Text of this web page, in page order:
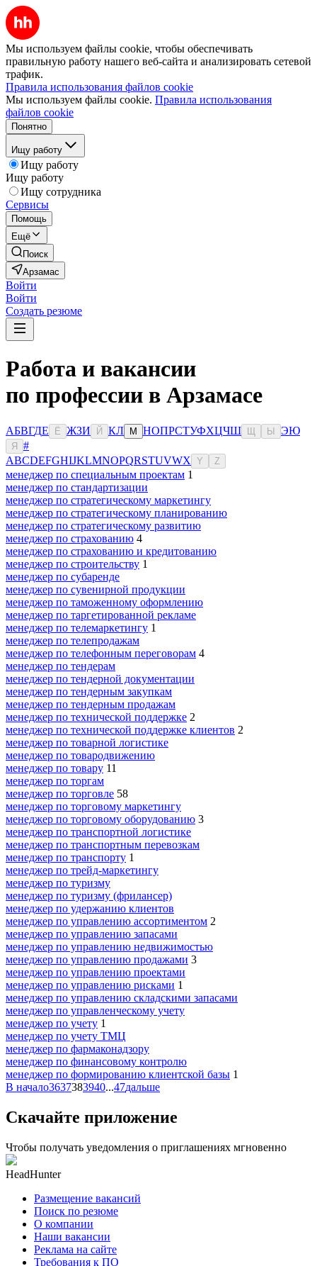
Мы используем файлы cookie, чтобы обеспечивать
правильную работу нашего веб-сайта и анализировать сетевой
трафик.
Правила использования файлов cookie
Мы используем файлы cookie. Правила использования
файлов cookie
Понятно
Ищу работу
Ищу работу
Ищу работу
Ищу сотрудника
Сервисы
Помощь
Ещё
Поиск
Арзамас
Войти
Войти
Создать резюме
Работа и вакансии
по профессии в Арзамасе
АБВГДЕ Ё ЖЗИ Й КЛ М НОПРСТУФХЦЧШ Ы ЭЮ
Я
#
ABCDEFGHIJKLMNOPQRSTUVWX Y Z
менеджер по специальным проектам 1
менеджер по стандартизации
менеджер по стратегическому маркетингу
менеджер по стратегическому планированию
менеджер по стратегическому развитию
менеджер по страхованию 4
менеджер по страхованию и кредитованию
менеджер по строительству 1
менеджер по субаренде
менеджер по сувенирной продукции
менеджер по таможенному оформлению
менеджер по таргетированной рекламе
менеджер по телемаркетингу 1
менеджер по телепродажам
менеджер по телефонным переговорам 4
менеджер по тендерам
менеджер по тендерной документации
менеджер по тендерным закупкам
менеджер по тендерным продажам
менеджер по технической поддержке 2
менеджер по технической поддержке клиентов 2
менеджер по товарной логистике
менеджер по товародвижению
менеджер по товару 11
менеджер по торгам
менеджер по торговле 58
менеджер по торговому маркетингу
менеджер по торговому оборудованию 3
менеджер по транспортной логистике
менеджер по транспортным перевозкам
менеджер по транспорту 1
менеджер по трейд-маркетингу
менеджер по туризму
менеджер по туризму (фрилансер)
менеджер по удержанию клиентов
менеджер по управлению ассортиментом 2
менеджер по управлению запасами
менеджер по управлению недвижимостью
менеджер по управлению продажами 3
менеджер по управлению проектами
менеджер по управлению рисками 1
менеджер по управлению складскими запасами
менеджер по управленческому учету
менеджер по учету 1
менеджер по учету ТМЦ
менеджер по фармаконадзору
менеджер по финансовому контролю
менеджер по формированию клиентской базы 1
В начало3637383940...47дальше
Скачайте приложение
Чтобы получать уведомления о приглашениях мгновенно
HeadHunter
Размещение вакансий
Поиск по резюме
О компании
Наши вакансии
Реклама на сайте
Требования к ПО